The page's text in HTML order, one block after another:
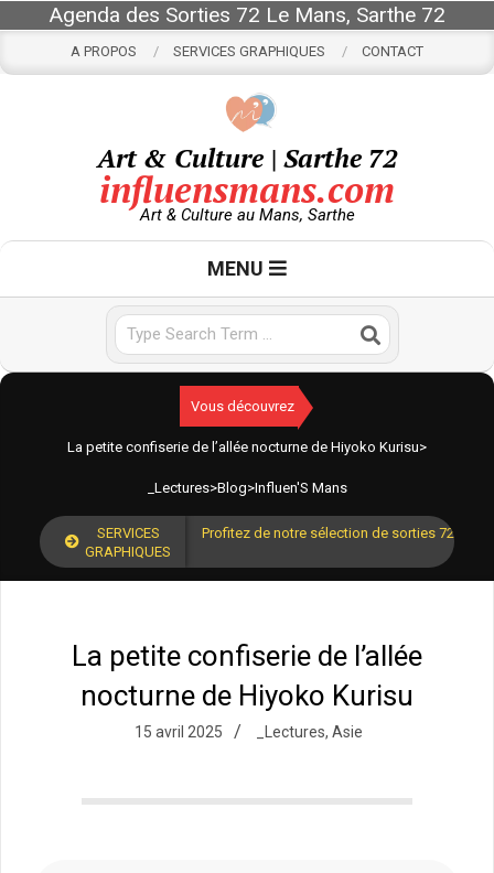
content
Agenda des Sorties 72 Le Mans, Sarthe 72
A PROPOS SERVICES GRAPHIQUES CONTACT
Art & Culture | Sarthe 72
influensmans.com
Art & Culture au Mans, Sarthe
MENU
Vous découvrez
La petite confiserie de l’allée nocturne de Hiyoko Kurisu>
_Lectures>Blog>Influen'S Mans
SERVICES
GRAPHIQUES
Profitez de notre sélection de sorties 72 pour
La petite confiserie de l’allée
nocturne de Hiyoko Kurisu
15 avril 2025 _Lectures, Asie